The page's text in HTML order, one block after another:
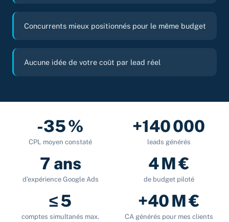
Concurrents mieux positionnés pour le même budget
Aucune idée de votre coût par lead réel
-35 %
CPL moyen constaté
+140 000
leads générés
7 ans
d’expérience Google Ads
4 M €
de budget piloté
≤ 5
comptes simultanés max.
+40 M €
CA générés pour mes clients